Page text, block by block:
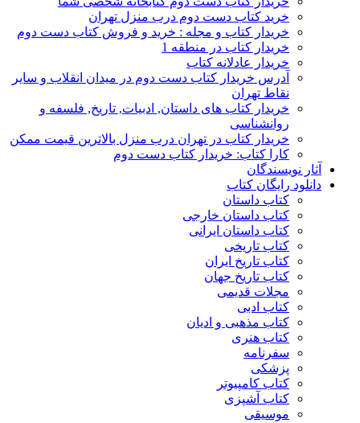
خرید کتاب دست دوم درب منزل تهران
خریدار کتاب و مجله : خرید و فروش کتاب دست دوم
خریدار کتاب در منطقه 1
خریدار عادلانه کتاب
آدرس خریدار کتاب دست دوم در میدان انقلاب و سایر
نقاط تهران
خریدار کتاب های داستان, ادبیات, تاریخ, فلسفه و
روانشناسی
خریدار کتاب در تهران درب منزل بالاترین قیمت ممکن
کارا کتاب: خریدار کتاب دست دوم
آثار نویسندگان
دانلود رایگان کتاب
کتاب داستان
کتاب داستان خارجی
کتاب داستان ایرانی
کتاب تاریخی
کتاب تاریخ ایران
کتاب تاریخ جهان
مجلات قدیمی
کتاب ادبی
کتاب مذهبی و ادیان
کتاب هنری
سفرنامه
پزشکی
کتاب کامپیوتر
کتاب آشپزی
موسیقی